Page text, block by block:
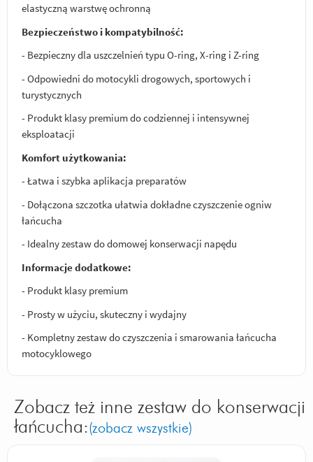
elastyczną warstwę ochronną
Bezpieczeństwo i kompatybilność:
- Bezpieczny dla uszczelnień typu O-ring, X-ring i Z-ring
- Odpowiedni do motocykli drogowych, sportowych i
turystycznych
- Produkt klasy premium do codziennej i intensywnej
eksploatacji
Komfort użytkowania:
- Łatwa i szybka aplikacja preparatów
- Dołączona szczotka ułatwia dokładne czyszczenie ogniw
łańcucha
- Idealny zestaw do domowej konserwacji napędu
Informacje dodatkowe:
- Produkt klasy premium
- Prosty w użyciu, skuteczny i wydajny
- Kompletny zestaw do czyszczenia i smarowania łańcucha
motocyklowego
Zobacz też inne zestaw do konserwacji
łańcucha:(zobacz wszystkie)